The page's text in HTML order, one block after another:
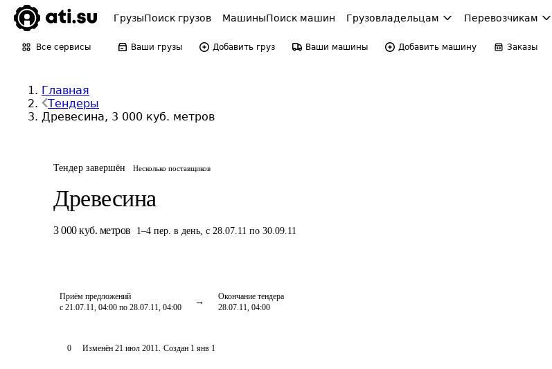
ГрузыПоиск грузов МашиныПоиск машин Грузовладельцам Перевозчикам
Все сервисы Ваши грузы Добавить груз Ваши машины Добавить машину Заказы
Главная
Тендеры
Древесина, 3 000 куб. метров
Тендер завершён Несколько поставщиков
Древесина
3 000 куб. метров 1–4 пер. в день, с 28.07.11 по 30.09.11
Приём предложений
с 21.07.11, 04:00 по 28.07.11, 04:00
Окончание тендера
28.07.11, 04:00
0 Изменён 21 июл 2011. Создан 1 янв 1